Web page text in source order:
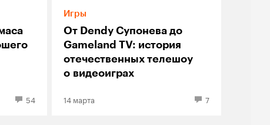
54
Игры
От Dendy Супонева до
Gameland TV: история
отечественных телешоу
о видеоиграх
14 марта 7